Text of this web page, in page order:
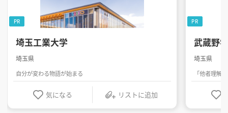
埼玉工業大学
埼玉県
自分が変わる物語が始まる
気になる リストに追加
PR
武蔵野
埼玉県
「他者理解
PR